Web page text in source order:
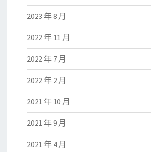
2023 年 8 月
2022 年 11 月
2022 年 7 月
2022 年 2 月
2021 年 10 月
2021 年 9 月
2021 年 4 月